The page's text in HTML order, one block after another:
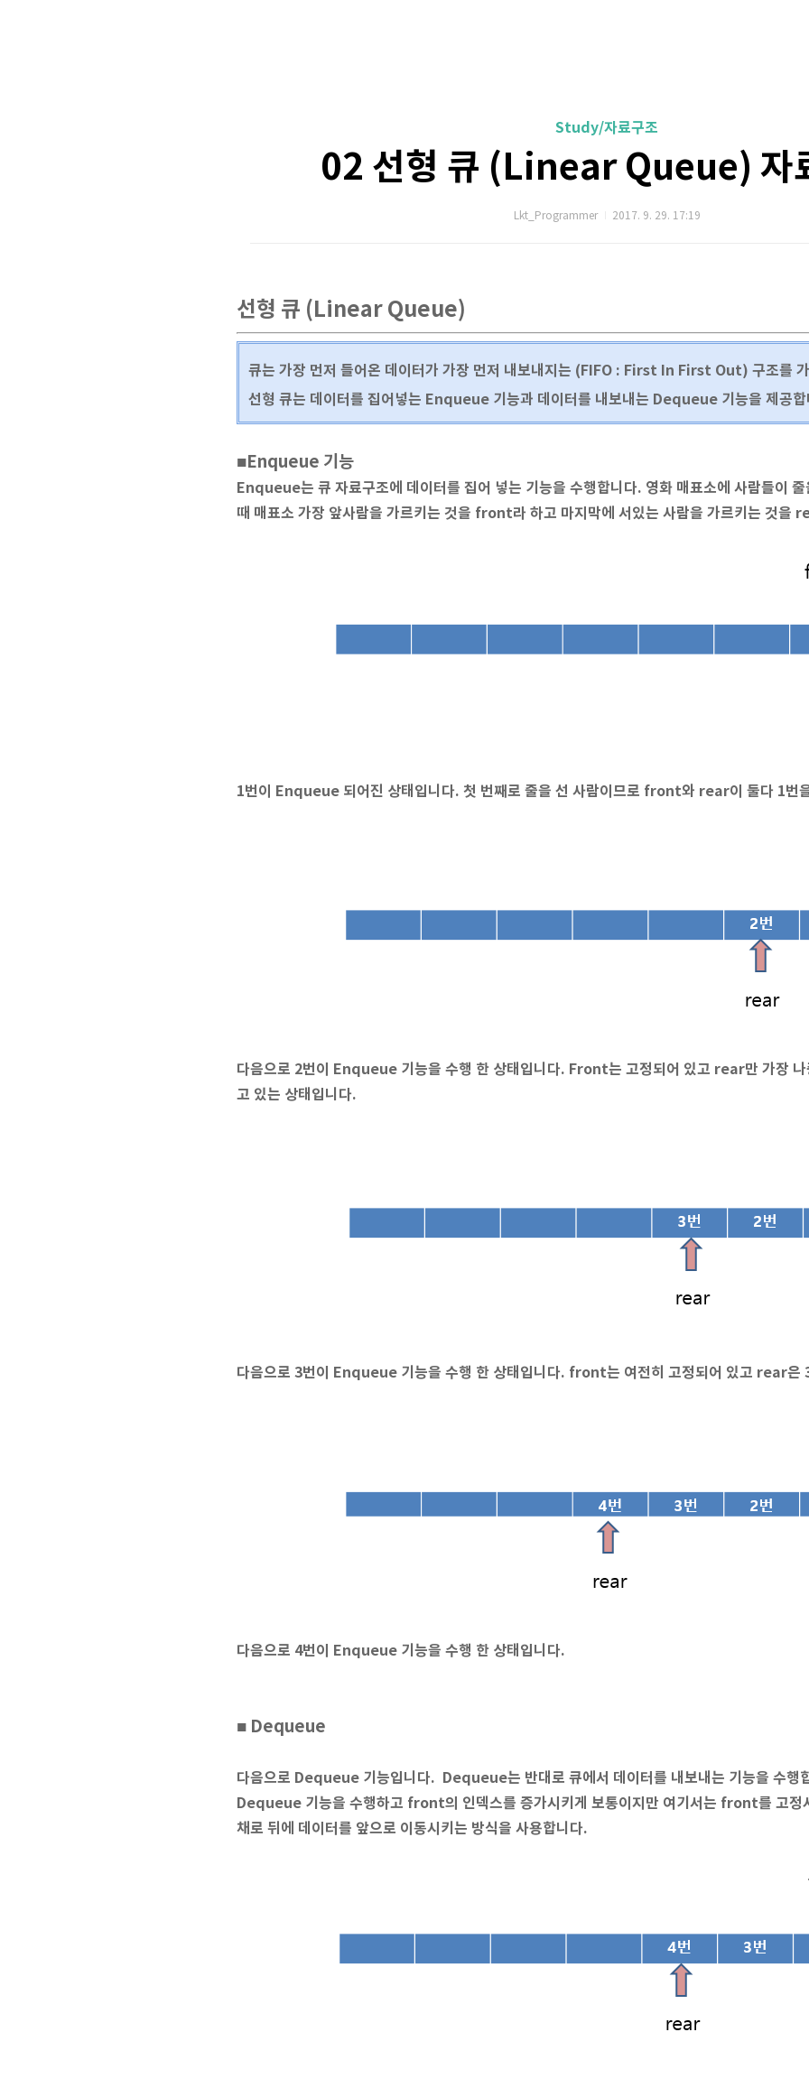
Study/자료구조
02 선형 큐 (Linear Queue) 자
Lkt_Programmer 2017. 9. 29. 17:19
선형 큐 (Linear Queue)
큐는 가장 먼저 들어온 데이터가 가장 먼저 내보내지는 (FIFO : First In First Out) 구조를
선형 큐는 데이터를 집어넣는 Enqueue 기능과 데이터를 내보내는 Dequeue 기능을 제공합
■Enqueue 기능
Enqueue는 큐 자료구조에 데이터를 집어 넣는 기능을 수행합니다. 영화 매표소에 사람들이 줄
때 매표소 가장 앞사람을 가르키는 것을 front라 하고 마지막에 서있는 사람을 가르키는 것을
1번이 Enqueue 되어진 상태입니다. 첫 번째로 줄을 선 사람이므로 front와 rear이 둘다 1번
다음으로 2번이 Enqueue 기능을 수행 한 상태입니다. Front는 고정되어 있고 rear만 가장 나
고 있는 상태입니다.
다음으로 3번이 Enqueue 기능을 수행 한 상태입니다. front는 여전히 고정되어 있고 rear은
다음으로 4번이 Enqueue 기능을 수행 한 상태입니다.
■ Dequeue
다음으로 Dequeue 기능입니다. Dequeue는 반대로 큐에서 데이터를 내보내는 기능을 수행
Dequeue 기능을 수행하고 front의 인덱스를 증가시키게 보통이지만 여기서는 front를 고정
채로 뒤에 데이터를 앞으로 이동시키는 방식을 사용합니다.